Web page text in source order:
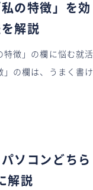
の特徴」を効
解説
特徴」の欄に悩む就活
」の欄は、うまく書け
ソコンどちら
解説